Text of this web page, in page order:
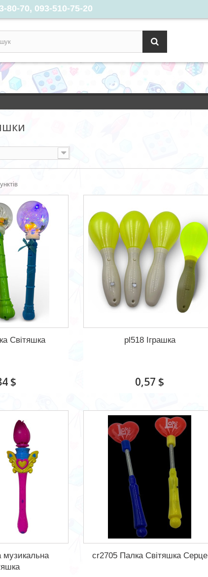
80-70, 093-510-75-20
Світяшка
$
pl518 Іграшка
0,57 $
музикальна
cr2705 Палка Світяшка Серце